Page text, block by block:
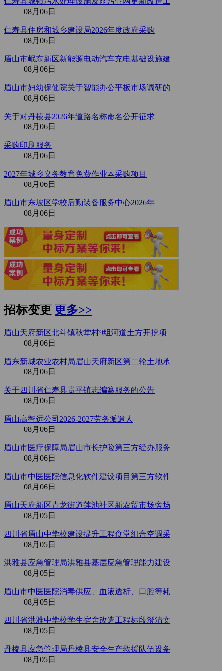
08月06日
仁寿县住房和城乡建设局2026年度政府采购
08月06日
眉山市岷东新区新能源电动汽车充电基础设施建
08月06日
眉山市妇幼保健院关于智能办公平板市场调研的
08月06日
关于对丹棱县2026年道路名称命名公开征求
08月06日
采购印刷服务
08月06日
2027年城乡义务教育免费作业本采购项目
08月06日
眉山市东坡区学校后勤装备服务中心2026年
08月06日
招标变更 更多>>
眉山天府新区北斗镇秋堂村9组河道土方开挖项
08月06日
眉东新城农业农村局眉山天府新区第二轮土地承
08月06日
关于四川省仁寿县贵平镇志编纂服务的公告
08月06日
眉山高智远公司2026-2027劳务派遣人
08月06日
眉山市医疗保障局眉山市长护险第三方经办服务
08月06日
眉山市中医医院信息化软件建设项目第三方软件
08月06日
眉山天府新区青龙街道莲池社区新农贸市场旁场
08月05日
四川省眉山中学校建设提升工程食堂组合空调采
08月05日
洪雅县应急管理局洪雅县基层应急管理能力建设
08月05日
眉山市中医医院消毒供应、血液透析、口腔等耗
08月05日
四川省洪雅中学校学生宿舍改造工程标段澄清文
08月05日
丹棱县应急管理局丹棱县安全生产救援队伍设备
08月05日